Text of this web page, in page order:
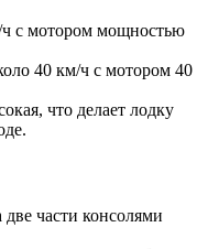
ч с мотором мощностью
40 км/ч с мотором 40
что делает лодку
части консолями